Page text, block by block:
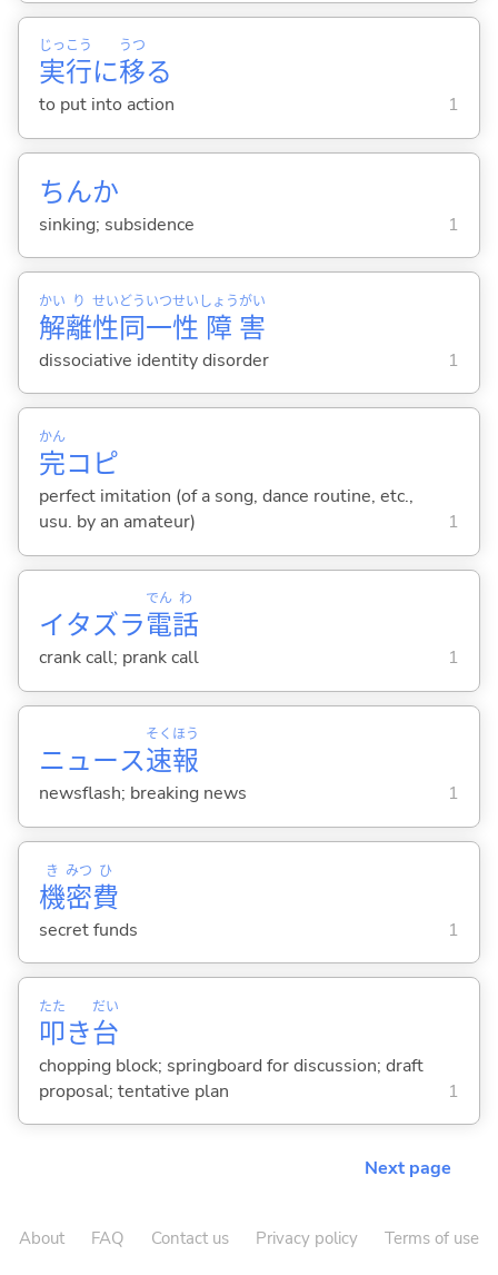
実
じっ
行
こう
に移
うつ
る
to put into action 1
ちんか
sinking; subsidence 1
解
かい
離
り
性
せい
同
どう
一
いつ
性
せい
障
しょう
害
がい
dissociative identity disorder 1
完
かん
コピ
perfect imitation (of a song, dance routine, etc.,
usu. by an amateur)
1
イタズラ電
でん
話
わ
crank call; prank call 1
ニュース速
そく
報
ほう
newsflash; breaking news 1
機
き
密
みつ
費
ひ
secret funds 1
叩
たた
き台
だい
chopping block; springboard for discussion; draft
proposal; tentative plan
1
Next page
About FAQ Contact us Privacy policy
Terms of use